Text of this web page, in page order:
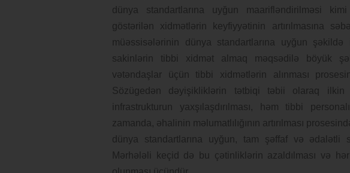
dünya standartlarına uyğun maarifləndirilməsi
göstərilən xidmətlərin keyfiyyətinin artırılmasına
müəssisələrinin dünya standartlarına uyğun
sakinlərin tibbi xidmət almaq məqsədilə böyük
vətəndaşlar üçün tibbi xidmətlərin alınması
Sözügedən dəyişikliklərin tətbiqi təbii olaraq
infrastrukturun yaxşılaşdırılması, həm tibbi
zamanda, əhalinin məlumatlılığının artırılması
dünya standartlarına uyğun, tam şəffaf və ədalətli
Mərhələli keçid də bu çətinliklərin azaldılması və